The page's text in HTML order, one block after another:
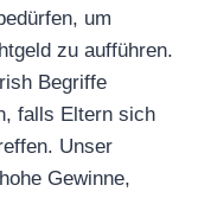
um
zu aufführen.
Begriffe
falls Eltern sich
Unser
Gewinne,